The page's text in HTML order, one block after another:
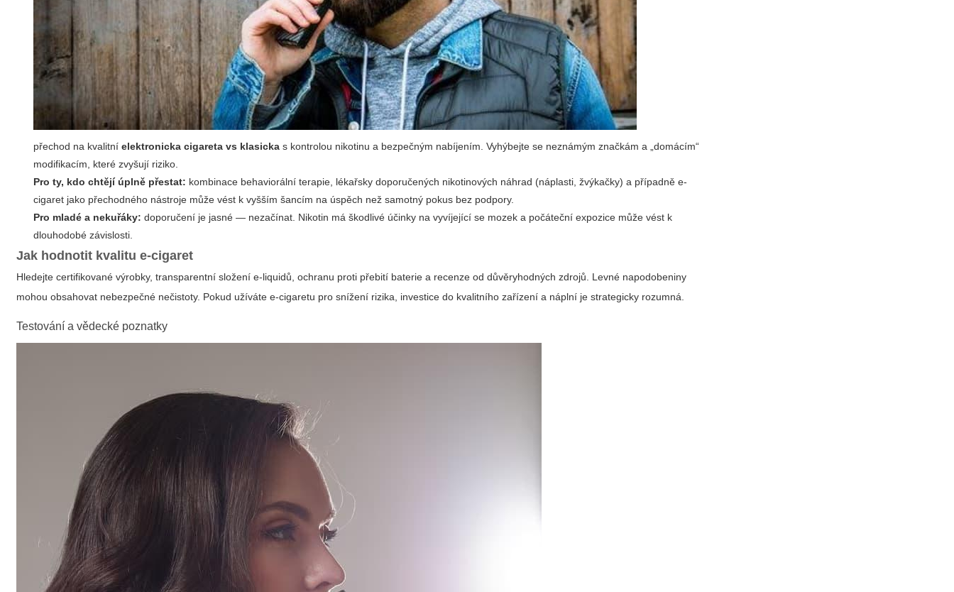
přechod na kvalitníelektronicka cigareta vs klasicka s kontrolou nikotinu a bezpečným nabíjením. Vyhýbejte se neznámým značkám a „domácím“
modifikacím, které zvyšují riziko.
Pro ty, kdo chtějí úplně přestat: kombinace behaviorální terapie, lékařsky doporučených nikotinových náhrad (náplasti, žvýkačky) a případně e-
cigaret jako přechodného nástroje může vést k vyšším šancím na úspěch než samotný pokus bez podpory.
Pro mladé a nekuřáky: doporučení je jasné — nezačínat. Nikotin má škodlivé účinky na vyvíjející se mozek a počáteční expozice může vést k
dlouhodobé závislosti.
Jak hodnotit kvalitu e-cigaret
Hledejte certifikované výrobky, transparentní složení e-liquidů, ochranu proti přebití baterie a recenze od důvěryhodných zdrojů. Levné napodobeniny
mohou obsahovat nebezpečné nečistoty. Pokud užíváte e-cigaretu pro snížení rizika, investice do kvalitního zařízení a náplní je strategicky rozumná.
Testování a vědecké poznatky